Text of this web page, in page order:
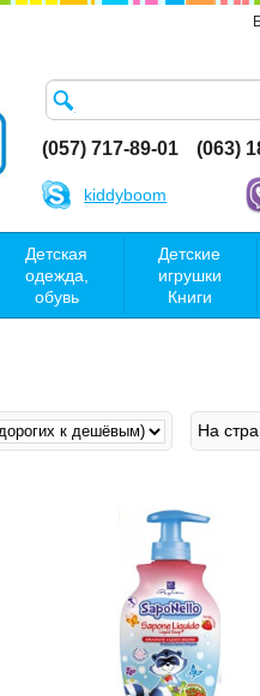
(057) 717-89-01 (063)
kiddyboom
Детская
одежда,
обувь
Детские
игрушки
Книги
На